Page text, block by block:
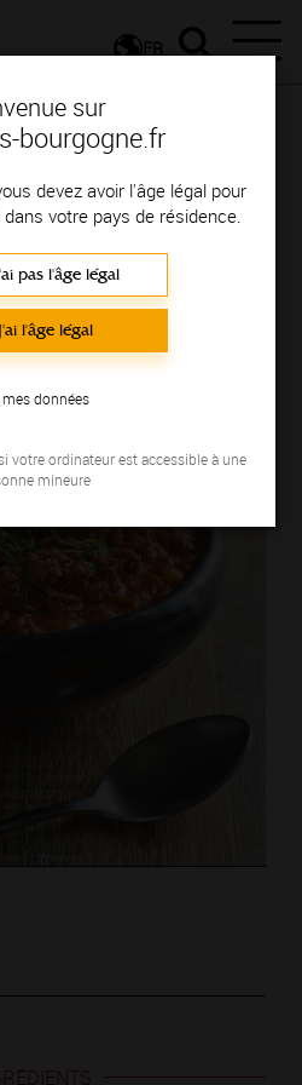
sur
bourgogne.fr
devez avoir l'âge légal pour
votre pays de résidence.
pas l'âge légal
J'ai l'âge légal
données
votre ordinateur est accessible à une
mineure
FR
meilleurs accords
du monde Recettes du monde